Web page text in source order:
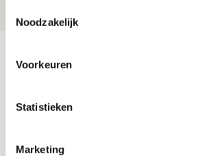
Noodzakelijk
Voorkeuren
Statistieken
Marketing
AGENDA
Selectiedag